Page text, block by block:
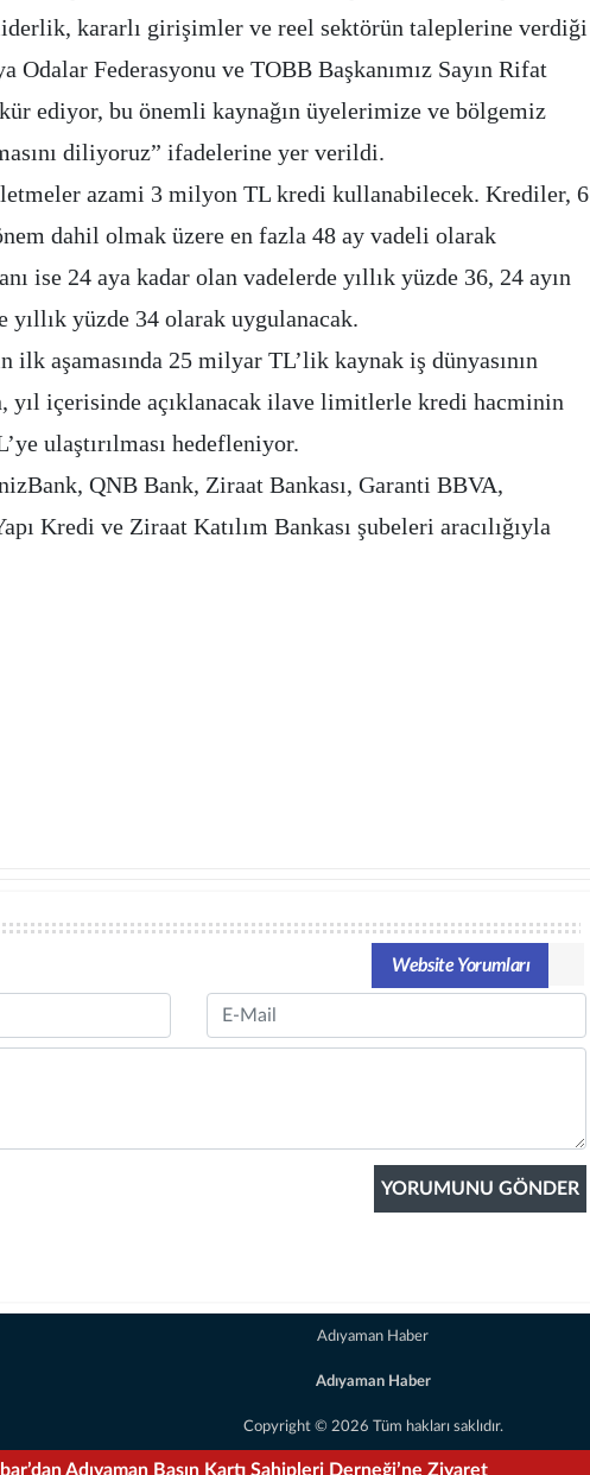
kararlı girişimler ve reel sektörün taleplerine verdiği
Odalar Federasyonu ve TOBB Başkanımız Sayın Rifat
ediyor, bu önemli kaynağın üyelerimize ve bölgemiz
diliyoruz” ifadelerine yer verildi.
azami 3 milyon TL kredi kullanabilecek. Krediler, 6
dahil olmak üzere en fazla 48 ay vadeli olarak
ise 24 aya kadar olan vadelerde yıllık yüzde 36, 24 ayın
yıllık yüzde 34 olarak uygulanacak.
ilk aşamasında 25 milyar TL’lik kaynak iş dünyasının
yıl içerisinde açıklanacak ilave limitlerle kredi hacminin
ulaştırılması hedefleniyor.
QNB Bank, Ziraat Bankası, Garanti BBVA,
Kredi ve Ziraat Katılım Bankası şubeleri aracılığıyla
Website Yorumları
Email
Adıyaman Haber
Adıyaman Haber
Copyright © 2026 Tüm hakları saklıdır.
Resmen Kuruldu